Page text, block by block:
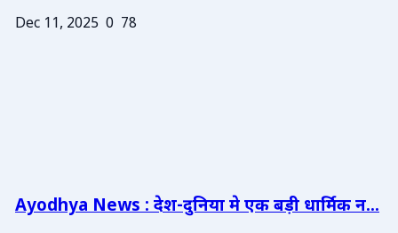
Dec 11, 2025 0 78
Ayodhya News : देश-दुनिया मे एक बड़ी धार्मिक न...